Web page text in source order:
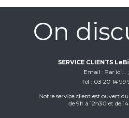
On
SERVICE CLIENTS
Email
Par ici...
Tél
03 20 14 99
Notre service client est ouvert
de 9h à 12h30 et de